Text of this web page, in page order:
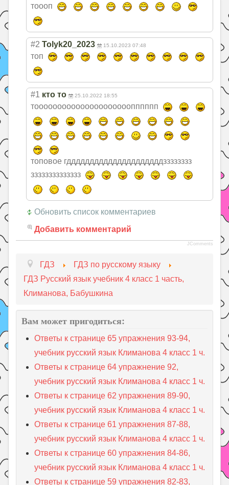
тоооп
#2 Tolyk20_2023 15.10.2023 07:48
топ
#1 кто то 25.10.2022 18:55
тооооооооооооооооооооопппппп
топовое гдддддддддддддддддддддзззззззз
зззззззззззззз
Обновить список комментариев
Добавить комментарий
JComments
ГДЗ
ГДЗ по русскому языку
ГДЗ Русский язык учебник 4 класс 1 часть,
Климанова, Бабушкина
Вам может пригодиться:
Ответы к странице 65 упражнения 93-94,
учебник русский язык Климанова 4 класс 1 ч.
Ответы к странице 64 упражнение 92,
учебник русский язык Климанова 4 класс 1 ч.
Ответы к странице 62 упражнения 89-90,
учебник русский язык Климанова 4 класс 1 ч.
Ответы к странице 61 упражнения 87-88,
учебник русский язык Климанова 4 класс 1 ч.
Ответы к странице 60 упражнения 84-86,
учебник русский язык Климанова 4 класс 1 ч.
Ответы к странице 59 упражнения 82-83,